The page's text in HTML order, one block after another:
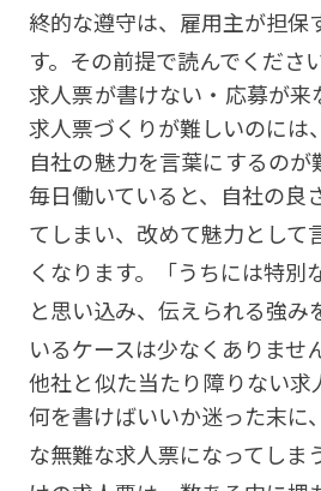
終的な遵守は、雇用主が担保
す。その前提で読んでください
求人票が書けない・応募が来
求人票づくりが難しいのには
自社の魅力を言葉にするのが
毎日働いていると、自社の良
てしまい、改めて魅力として
くなります。「うちには特別
と思い込み、伝えられる強み
いるケースは少なくありませ
他社と似た当たり障りない求
何を書けばいいか迷った末に
な無難な求人票になってしま